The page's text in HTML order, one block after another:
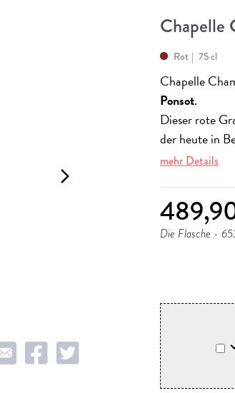
arrow_forward_ios
Chapelle
Rot 75 cl
Chapelle
Ponsot.
Dieser rote
der heute in
mehr Details
Die Flasche -